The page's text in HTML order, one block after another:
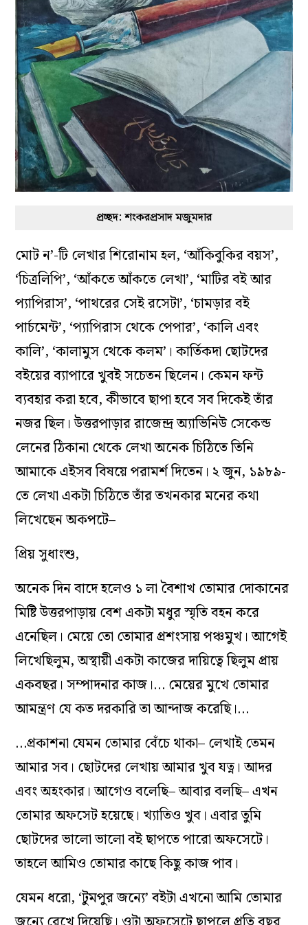
প্রচ্ছদ: শংকরপ্রসাদ মজুমদার
মোট ন’-টি লেখার শিরোনাম হল, ‘আঁকিবুকির বয়স’,
‘চিত্রলিপি’, ‘আঁকতে আঁকতে লেখা’, ‘মাটির বই আর
প্যাপিরাস’, ‘পাথরের সেই রসেটা’, ‘চামড়ার বই
পার্চমেন্ট’, ‘প্যাপিরাস থেকে পেপার’, ‘কালি এবং
কালি’, ‘কালামুস থেকে কলম’। কার্তিকদা ছোটদের
বইয়ের ব্যাপারে খুবই সচেতন ছিলেন। কেমন ফন্ট
ব্যবহার করা হবে, কীভাবে ছাপা হবে সব দিকেই তাঁর
নজর ছিল। উত্তরপাড়ার রাজেন্দ্র অ্যাভিনিউ সেকেন্ড
লেনের ঠিকানা থেকে লেখা অনেক চিঠিতে তিনি
আমাকে এইসব বিষয়ে পরামর্শ দিতেন। ২ জুন, ১৯৮৯-
তে লেখা একটা চিঠিতে তাঁর তখনকার মনের কথা
লিখেছেন অকপটে–
প্রিয় সুধাংশু,
অনেক দিন বাদে হলেও ১ লা বৈশাখ তোমার দোকানের
মিষ্টি উত্তরপাড়ায় বেশ একটা মধুর স্মৃতি বহন করে
এনেছিল। মেয়ে তো তোমার প্রশংসায় পঞ্চমুখ। আগেই
লিখেছিলুম, অস্থায়ী একটা কাজের দায়িত্বে ছিলুম প্রায়
একবছর। সম্পাদনার কাজ।… মেয়ের মুখে তোমার
আমন্ত্রণ যে কত দরকারি তা আন্দাজ করেছি।…
…প্রকাশনা যেমন তোমার বেঁচে থাকা– লেখাই তেমন
আমার সব। ছোটদের লেখায় আমার খুব যত্ন। আদর
এবং অহংকার। আগেও বলেছি– আবার বলছি– এখন
তোমার অফসেট হয়েছে। খ্যাতিও খুব। এবার তুমি
ছোটদের ভালো ভালো বই ছাপতে পারো অফসেটে।
তাহলে আমিও তোমার কাছে কিছু কাজ পাব।
যেমন ধরো, ‘টুমপুর জন্যে’ বইটা এখনো আমি তোমার